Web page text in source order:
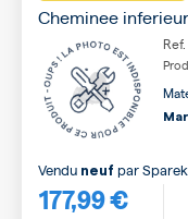
Cheminee
177,99 €
Vendu neuf par